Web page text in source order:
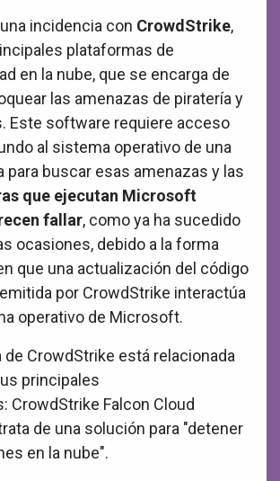
incidencia con CrowdStrike,
plataformas de
en la nube, que se encarga de
las amenazas de piratería y
Este software requiere acceso
al sistema operativo de una
para buscar esas amenazas y las
que ejecutan Microsoft
fallar, como ya ha sucedido
ocasiones, debido a la forma
que una actualización del código
por CrowdStrike interactúa
operativo de Microsoft.
de CrowdStrike está relacionada
principales
CrowdStrike Falcon Cloud
de una solución para "detener
en la nube".